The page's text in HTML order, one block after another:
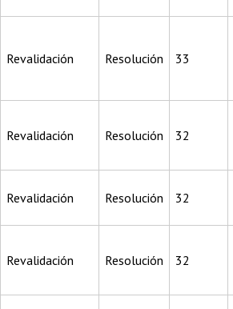
Revalidación Resolución 33
Revalidación Resolución 32
Revalidación Resolución 32
Revalidación Resolución 32